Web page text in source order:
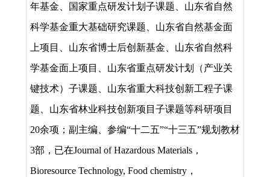
年基金、国家重点研发计划子课题、山东省自然
科学基金重大基础研究课题、 山东省自然基金面
上项目、 山东省博士后创新基金、 山东省自然科
学基金面上项目、 山东省重点研发计划（产业关
键技术）子课题、山东省重大科技创新工程子课
题、山东省林业科技创新项目子课题等科研项目
20余项 ；副主编、参编“十二五”“十三五”规划教材
3部，已在Journal of Hazardous Materials，
Bioresource Technology, Food chemistry，